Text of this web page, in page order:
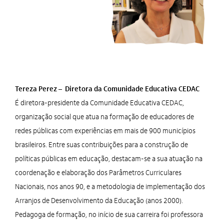
Tereza Perez – Diretora da Comunidade Educativa CEDAC
É diretora-presidente da Comunidade Educativa CEDAC,
organização social que atua na formação de educadores de
redes públicas com experiências em mais de 900 municípios
brasileiros. Entre suas contribuições para a construção de
políticas públicas em educação, destacam-se a sua atuação na
coordenação e elaboração dos Parâmetros Curriculares
Nacionais, nos anos 90, e a metodologia de implementação dos
Arranjos de Desenvolvimento da Educação (anos 2000).
Pedagoga de formação, no início de sua carreira foi professora